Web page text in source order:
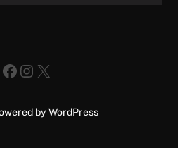
Facebook
Instagram
X
by WordPress